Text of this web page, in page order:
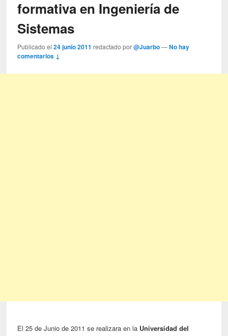
formativa en Ingeniería de
Sistemas
Publicado el24 junio 2011 redactado por@Juarbo —No hay
comentarios ↓
El 25 de Junio de 2011 se realizara en la Universidad del